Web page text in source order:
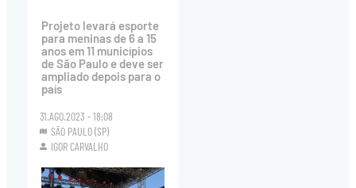
Projeto levará esporte
para meninas de 6 a 15
anos em 11 municípios
de São Paulo e deve ser
ampliado depois para o
país
31.AGO.2023 - 18:08
SÃO PAULO (SP)
IGOR CARVALHO